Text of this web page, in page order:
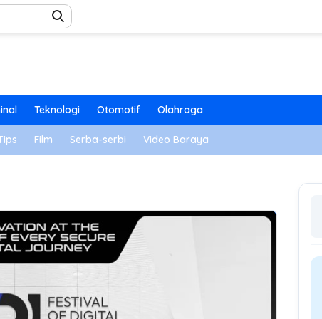
Teknologi Otomotif Olahraga
Film Serba-serbi Video Baraya